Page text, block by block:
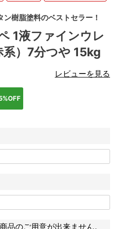
樹脂塗料のベストセラー！
1液ファインウレ
）7分つや 15kg
レビューを見る
品のご用意が出来ません。